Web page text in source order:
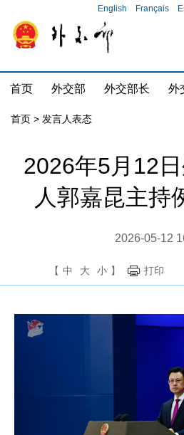
English Français
首页 外交部 外交部长 外
首页 > 发言人表态
2026年5月12
人郭嘉昆主持
2026-05-12
【 中 大 小 】 打印